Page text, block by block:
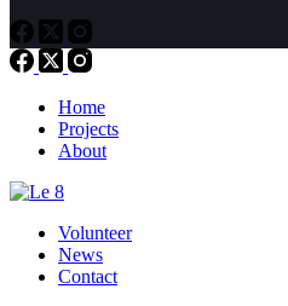
Home
Projects
About
Volunteer
News
Contact